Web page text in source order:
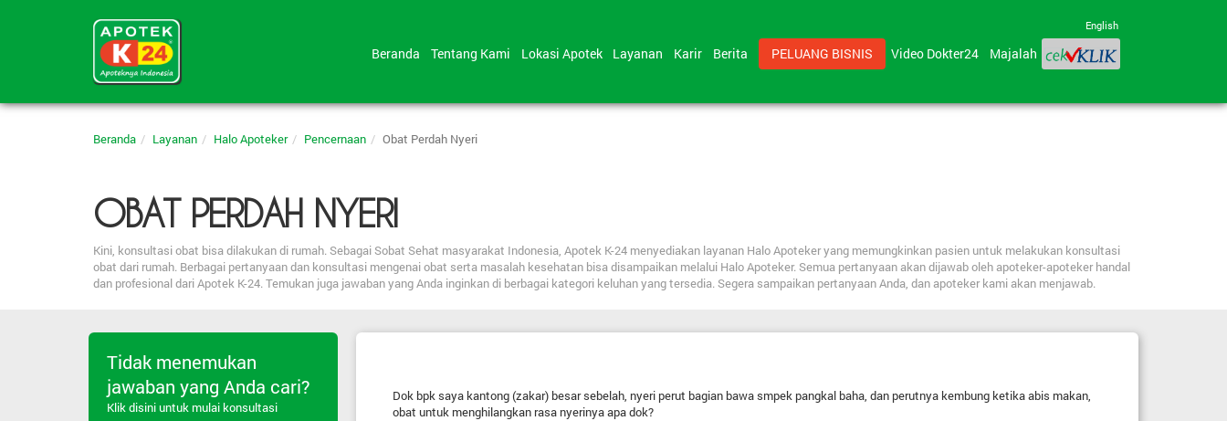
English
Beranda Tentang Kami Lokasi Apotek Layanan Karir Berita PELUANG BISNIS Video Dokter24 Majalah
Beranda Layanan Halo Apoteker Pencernaan Obat Perdah Nyeri
OBAT PERDAH NYERI
Kini, konsultasi obat bisa dilakukan di rumah. Sebagai Sobat Sehat masyarakat Indonesia, Apotek K-24 menyediakan layanan Halo Apoteker yang memungkinkan pasien untuk melakukan konsultasi
obat dari rumah. Berbagai pertanyaan dan konsultasi mengenai obat serta masalah kesehatan bisa disampaikan melalui Halo Apoteker. Semua pertanyaan akan dijawab oleh apoteker-apoteker handal
dan profesional dari Apotek K-24. Temukan juga jawaban yang Anda inginkan di berbagai kategori keluhan yang tersedia. Segera sampaikan pertanyaan Anda, dan apoteker kami akan menjawab.
Dok bpk saya kantong (zakar) besar sebelah, nyeri perut bagian bawa smpek pangkal baha, dan perutnya kembung ketika abis makan,
obat untuk menghilangkan rasa nyerinya apa dok?
Tidak menemukan
jawaban yang Anda cari?
Klik disini untuk mulai konsultasi